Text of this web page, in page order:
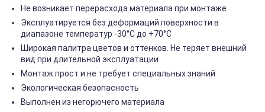
Не возникает перерасхода материала при монтаже
Эксплуатируется без деформаций поверхности в
диапазоне температур -30°C до +70°C
Широкая палитра цветов и оттенков. Не теряет внешний
вид при длительной эксплуатации
Монтаж прост и не требует специальных знаний
Экологическая безопасность
Выполнен из негорючего материала